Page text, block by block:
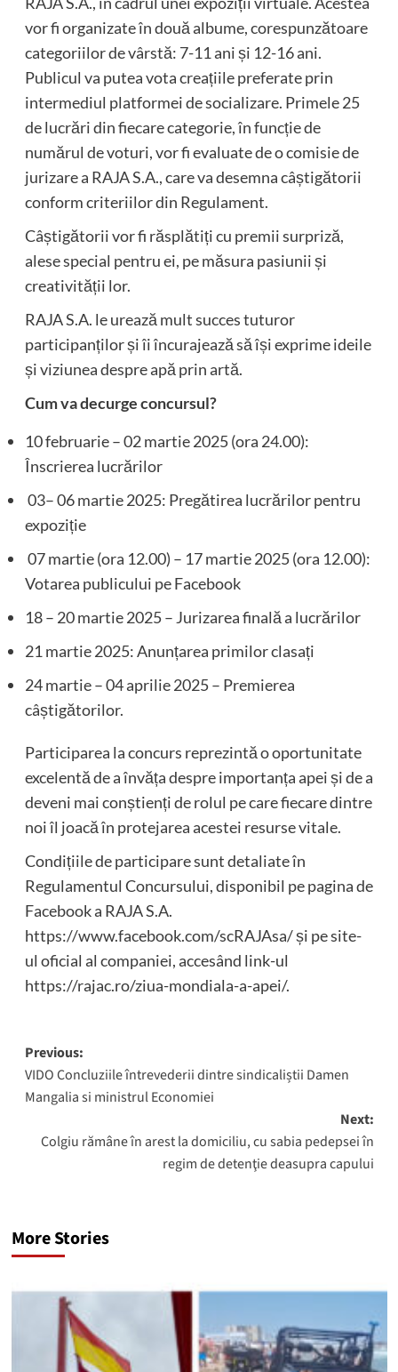
vor fi organizate în două albume, corespunzătoare
categoriilor de vârstă: 7-11 ani și 12-16 ani.
Publicul va putea vota creațiile preferate prin
intermediul platformei de socializare. Primele 25
de lucrări din fiecare categorie, în funcție de
numărul de voturi, vor fi evaluate de o comisie de
jurizare a RAJA S.A., care va desemna câștigătorii
conform criteriilor din Regulament.
Câștigătorii vor fi răsplătiți cu premii surpriză,
alese special pentru ei, pe măsura pasiunii și
creativității lor.
RAJA S.A. le urează mult succes tuturor
participanților și îi încurajează să își exprime ideile
și viziunea despre apă prin artă.
Cum va decurge concursul?
10 februarie – 02 martie 2025 (ora 24.00):
Înscrierea lucrărilor
03– 06 martie 2025: Pregătirea lucrărilor pentru
expoziție
07 martie (ora 12.00) – 17 martie 2025 (ora 12.00):
Votarea publicului pe Facebook
18 – 20 martie 2025 – Jurizarea finală a lucrărilor
21 martie 2025: Anunțarea primilor clasați
24 martie – 04 aprilie 2025 – Premierea
câștigătorilor.
Participarea la concurs reprezintă o oportunitate
excelentă de a învăța despre importanța apei și de a
deveni mai conștienți de rolul pe care fiecare dintre
noi îl joacă în protejarea acestei resurse vitale.
Condițiile de participare sunt detaliate în
Regulamentul Concursului, disponibil pe pagina de
Facebook a RAJA S.A.
https://www.facebook.com/scRAJAsa/ și pe site-
ul oficial al companiei, accesând link-ul
https://rajac.ro/ziua-mondiala-a-apei/.
Post
navigation
Previous:
VIDO Concluziile întrevederii dintre sindicaliștii Damen
Mangalia si ministrul Economiei
Next:
Colgiu rămâne în arest la domiciliu, cu sabia pedepsei în
regim de detenţie deasupra capului
More Stories